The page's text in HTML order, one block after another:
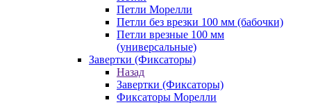
Петли Морелли
Петли без врезки 100 мм (бабочки)
Петли врезные 100 мм
(универсальные)
Завертки (Фиксаторы)
Назад
Завертки (Фиксаторы)
Фиксаторы Морелли